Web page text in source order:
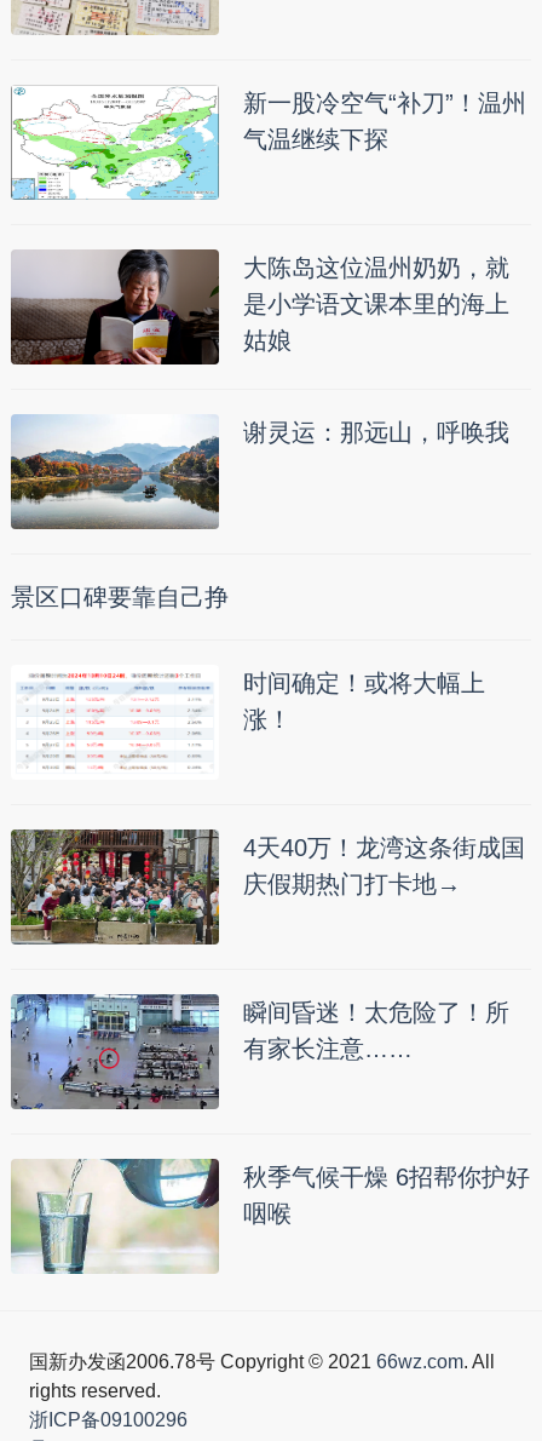
新一股冷空气“补刀”！温州
气温继续下探
大陈岛这位温州奶奶，就
是小学语文课本里的海上
姑娘
谢灵运：那远山，呼唤我
景区口碑要靠自己挣
时间确定！或将大幅上
涨！
4天40万！龙湾这条街成国
庆假期热门打卡地→
瞬间昏迷！太危险了！所
有家长注意……
秋季气候干燥 6招帮你护好
咽喉
国新办发函2006.78号 Copyright © 2021 66wz.com. All
rights reserved.
浙ICP备09100296